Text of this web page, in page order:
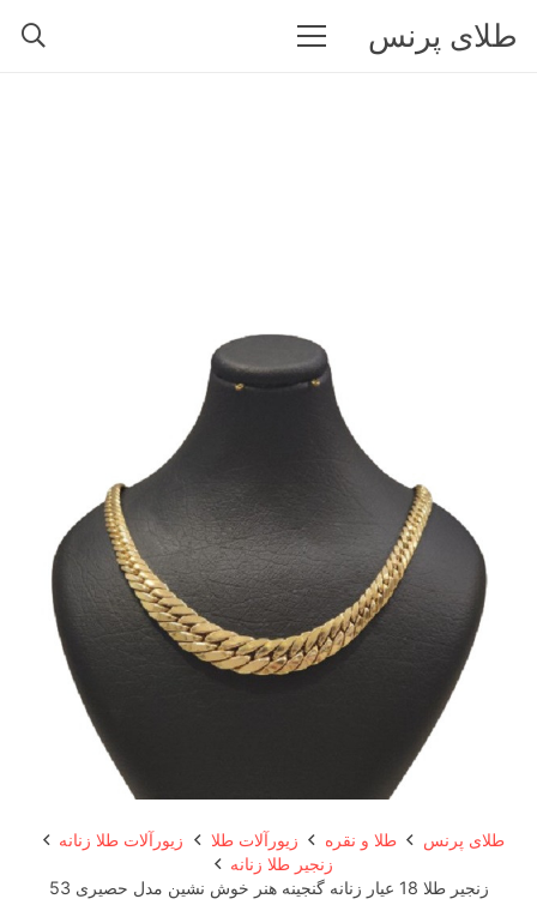
طلای پرنس
طلای پرنس طلا و نقره زیورآلات طلا
زیورآلات طلا زنانه
زنجیر طلا زنانه
زنجیر طلا 18 عیار زنانه گنجینه هنر خوش نشین مدل حصیری 53